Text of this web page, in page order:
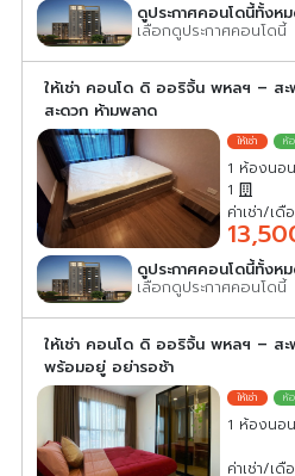
ดูประกาศคอนโดนี้ทั้งห
เลือกดูประกาศคอนโดนี้
ให้เช่า คอนโด ดิ ออริจิ้น พหลฯ – สะ
สะดวก ห้ามพลาด
1 ห้องนอ
1
ค่าเช่า/เดื
ดูประกาศคอนโดนี้ทั้งห
เลือกดูประกาศคอนโดนี้
ให้เช่า คอนโด ดิ ออริจิ้น พหลฯ – สะ
พร้อมอยู่ อย่ารอช้า
1 ห้องนอ
ค่าเช่า/เดื